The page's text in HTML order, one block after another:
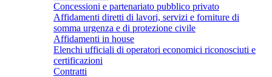
Concessioni e partenariato pubblico privato
Affidamenti diretti di lavori, servizi e forniture di
somma urgenza e di protezione civile
Affidamenti in house
Elenchi ufficiali di operatori economici riconosciuti e
certificazioni
Contratti